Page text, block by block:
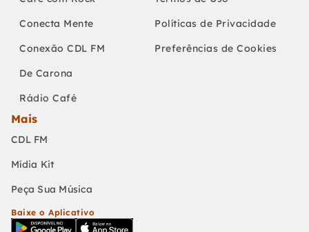
Conecta Mente
Conexão CDL FM
De Carona
Rádio Café
Políticas de Privacidade
Preferências de Cookies
Mais
CDL FM
Mídia Kit
Peça Sua Música
Baixe o Aplicativo